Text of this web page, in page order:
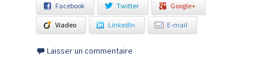
Facebook Twitter Google+
Viadeo LinkedIn E-mail
Laisser un commentaire